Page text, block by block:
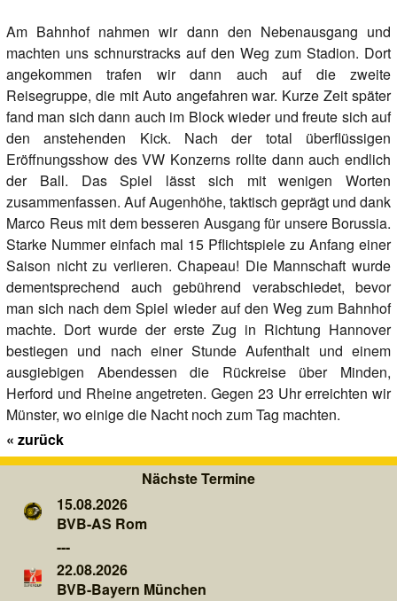
Am Bahnhof nahmen wir dann den Nebenausgang und
machten uns schnurstracks auf den Weg zum Stadion. Dort
angekommen trafen wir dann auch auf die zweite
Reisegruppe, die mit Auto angefahren war. Kurze Zeit später
fand man sich dann auch im Block wieder und freute sich auf
den anstehenden Kick. Nach der total überflüssigen
Eröffnungsshow des VW Konzerns rollte dann auch endlich
der Ball. Das Spiel lässt sich mit wenigen Worten
zusammenfassen. Auf Augenhöhe, taktisch geprägt und dank
Marco Reus mit dem besseren Ausgang für unsere Borussia.
Starke Nummer einfach mal 15 Pflichtspiele zu Anfang einer
Saison nicht zu verlieren. Chapeau! Die Mannschaft wurde
dementsprechend auch gebührend verabschiedet, bevor
man sich nach dem Spiel wieder auf den Weg zum Bahnhof
machte. Dort wurde der erste Zug in Richtung Hannover
bestiegen und nach einer Stunde Aufenthalt und einem
ausgiebigen Abendessen die Rückreise über Minden,
Herford und Rheine angetreten. Gegen 23 Uhr erreichten wir
Münster, wo einige die Nacht noch zum Tag machten.
« zurück
Nächste Termine
15.08.2026
BVB-AS Rom
---
22.08.2026
BVB-Bayern München